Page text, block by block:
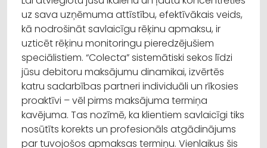
uz sava uzņēmuma attīstību, efektīvākais veids,
kā nodrošināt savlaicīgu rēķinu apmaksu, ir
uzticēt rēķinu monitoringu pieredzējušiem
speciālistiem. “Colecta” sistemātiski sekos līdzi
jūsu debitoru maksājumu dinamikai, izvērtēs
katru sadarbības partneri individuāli un rīkosies
proaktīvi – vēl pirms maksājuma termiņa
kavējuma. Tas nozīmē, ka klientiem savlaicīgi tiks
nosūtīts korekts un profesionāls atgādinājums
par tuvojošos apmaksas termiņu. Vienlaikus šis